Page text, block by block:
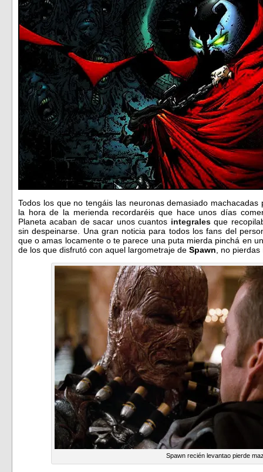
Todos los que no tengáis las neuronas demasiado
la hora de la merienda recordaréis que hace unos días
Planeta acaban de sacar unos cuantos integrales que
sin despeinarse. Una gran noticia para todos los fans del
que o amas locamente o te parece una puta mierda pinchá en
de los que disfrutó con aquel largometraje de Spawn , no
Spawn recién levantao pierde